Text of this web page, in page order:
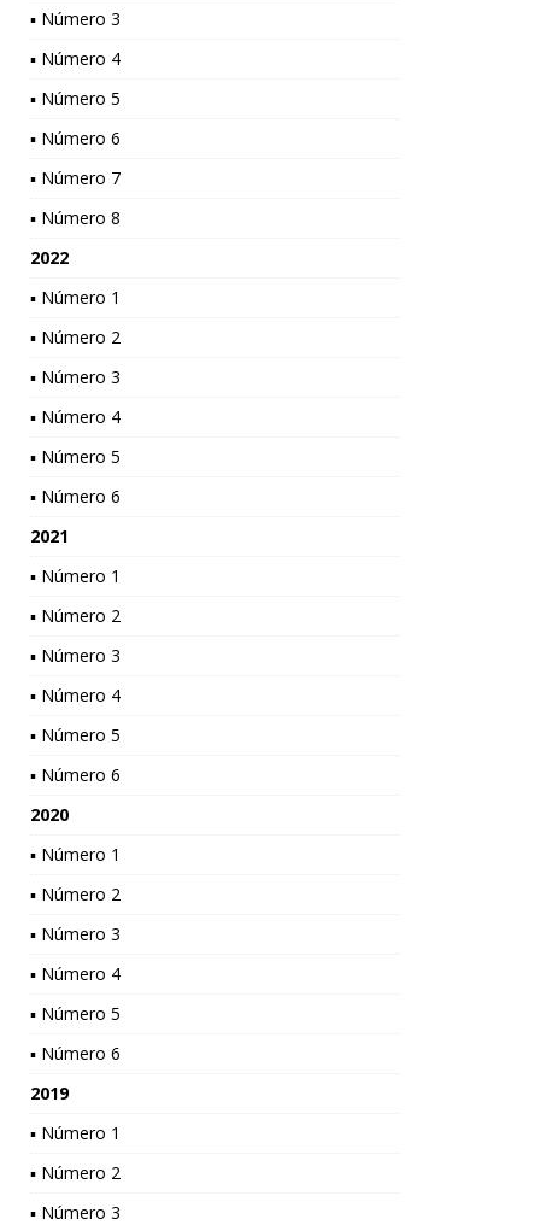
▪ Número 3
▪ Número 4
▪ Número 5
▪ Número 6
▪ Número 7
▪ Número 8
2022
▪ Número 1
▪ Número 2
▪ Número 3
▪ Número 4
▪ Número 5
▪ Número 6
2021
▪ Número 1
▪ Número 2
▪ Número 3
▪ Número 4
▪ Número 5
▪ Número 6
2020
▪ Número 1
▪ Número 2
▪ Número 3
▪ Número 4
▪ Número 5
▪ Número 6
2019
▪ Número 1
▪ Número 2
▪ Número 3